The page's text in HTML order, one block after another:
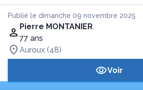
Publié le dimanche 09 novembre 2025
Pierre MONTANIER
77 ans
Auroux (48)
Voir